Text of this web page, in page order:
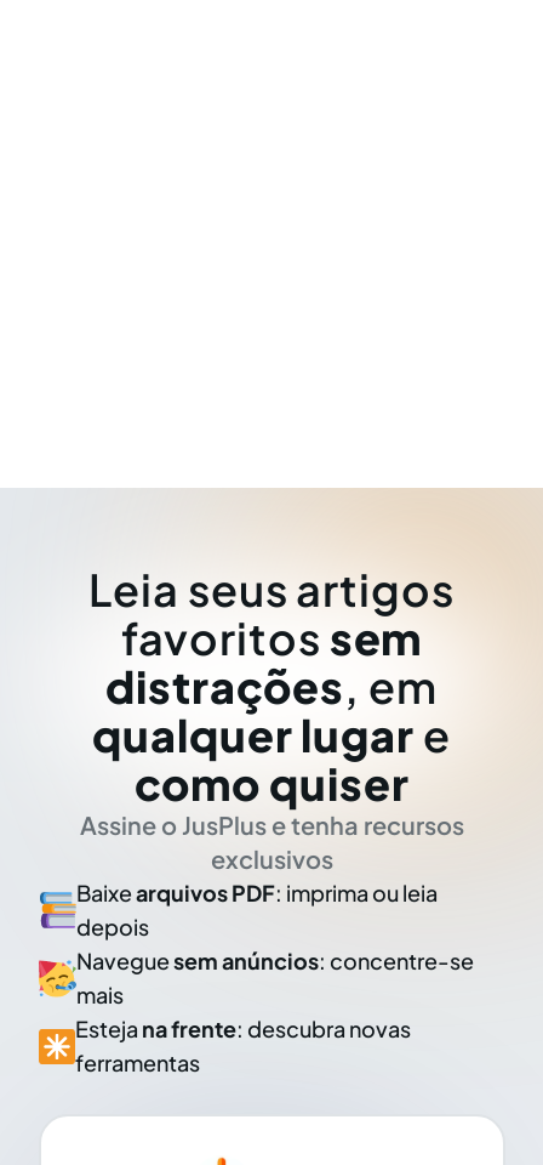
Leia seus artigos
favoritos sem
distrações, em
qualquer lugar e
como quiser
Assine o JusPlus e tenha recursos
exclusivos
Baixearquivos PDF: imprima ou leia
depois
Naveguesem anúncios: concentre-se
mais
Esteja na frente: descubra novas
ferramentas